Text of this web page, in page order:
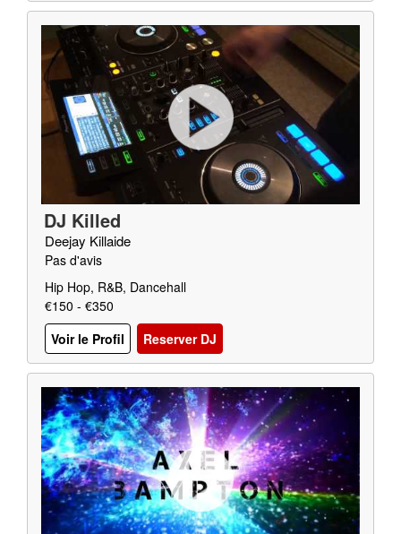
DJ Killed
Deejay Killaide
Pas d'avis
Hip Hop, R&B, Dancehall
€150 - €350
Voir le Profil
Reserver DJ